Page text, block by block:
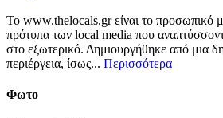
Το www.thelocals.gr είναι το προσωπικό
πρότυπα των local media που
στο εξωτερικό. Δημιουργήθηκε από μια
περιέργεια, ίσως... Περισσότερα
Φωτο